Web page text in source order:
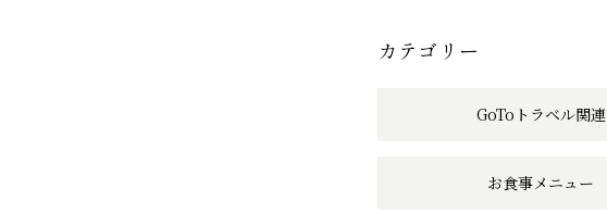
の
ン
カテゴリー
GoToトラベル関連
お食事メニュー